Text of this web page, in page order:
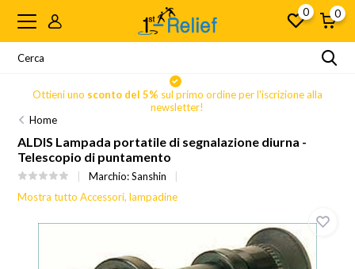
0 0
Ottieni uno sconto del 5% sul primo ordine per l'iscrizione alla
newsletter!
Home
ALDIS Lampada portatile di segnalazione diurna -
Telescopio di puntamento
Marchio:Sanshin
Mostra tutto Accessori, lampadine